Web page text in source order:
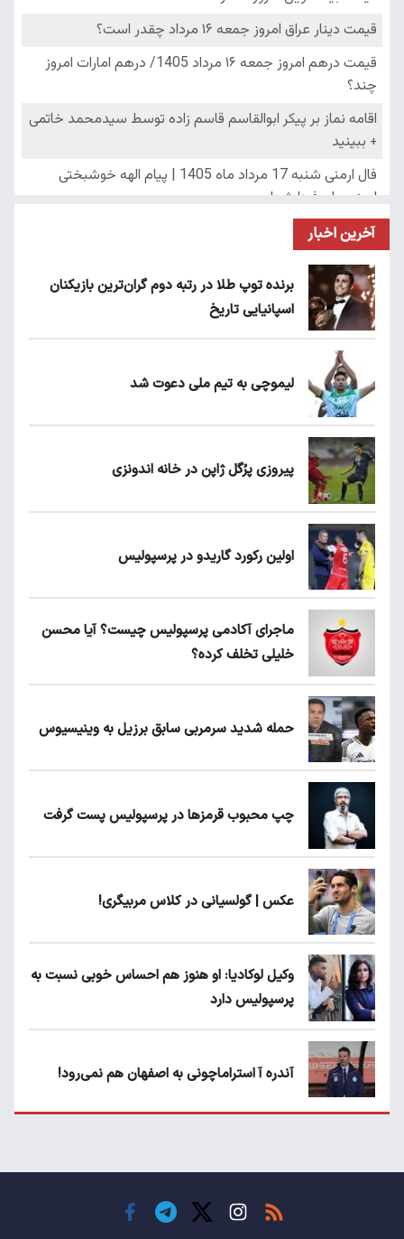
آخرین اخبار
برنده توپ طلا در رتبه دوم گران‌ترین بازیکنان
اسپانیایی تاریخ
لیموچی به تیم ملی دعوت شد
پیروزی پرُگل ژاپن در خانه اندونزی
اولین رکورد گاریدو در پرسپولیس
ماجرای آکادمی پرسپولیس چیست؟ آیا محسن
خلیلی تخلف کرده؟
حمله شدید سرمربی سابق برزیل به وینیسیوس
چپ محبوب قرمزها در پرسپولیس پست گرفت
عکس | گولسیانی در کلاس مربیگری!
وکیل لوکادیا: او هنوز هم احساس خوبی نسبت به
پرسپولیس دارد
آندره آ استراماچونی به اصفهان هم نمی‌رود!
حسن روی هوا!